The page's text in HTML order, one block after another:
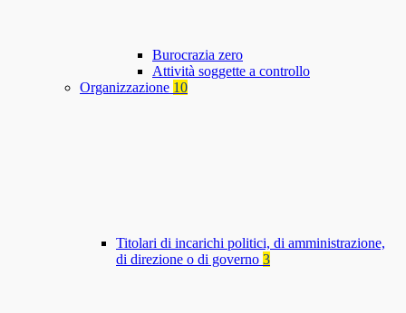
Burocrazia zero
Attività soggette a controllo
Organizzazione 10
Titolari di incarichi politici, di amministrazione,
di direzione o di governo 3